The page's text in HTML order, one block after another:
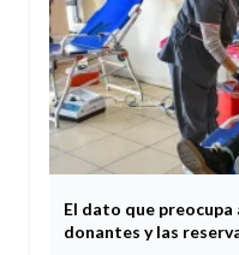
El dato que preocupa
donantes y las